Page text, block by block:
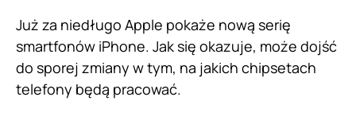
Już za niedługo Apple pokaże nową serię
smartfonów iPhone. Jak się okazuje, może dojść
do sporej zmiany w tym, na jakich chipsetach
telefony będą pracować.